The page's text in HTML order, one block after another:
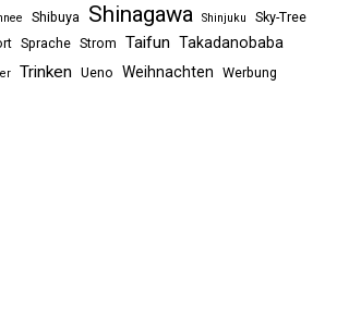
Shibuya Shinagawa Shinjuku Sky-Tree
Sprache Strom Taifun Takadanobaba
Trinken Ueno Weihnachten Werbung